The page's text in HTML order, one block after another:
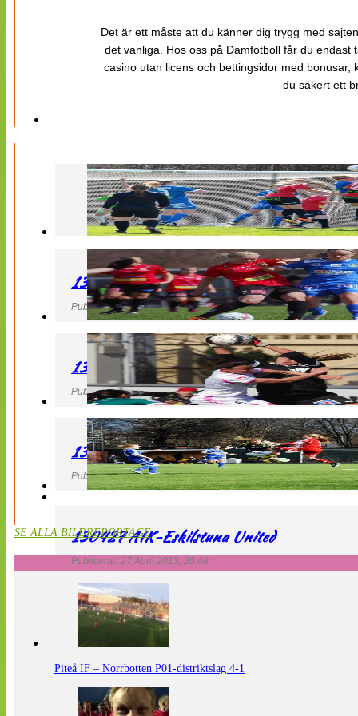
Det är ett måste att du känner dig trygg med
det vanliga. Hos oss på Damfotboll får du
casino utan licens och bettingsidor med
du säkert ett
130427 LB 07 – QBIK
Publicerad 27 April 2013, 22:40
130427 IF Limhamn Bunkeflo – QBIK
Publicerad 27 April 2013, 21:10
130427 LdB FC Malmö – Mallbackens IF
Publicerad 27 April 2013, 20:54
130427 AIK-Eskilstuna United
Publicerad 27 April 2013, 20:48
SE ALLA BILDREPORTAGE
Piteå IF – Norrbotten P01-distriktslag 4-1